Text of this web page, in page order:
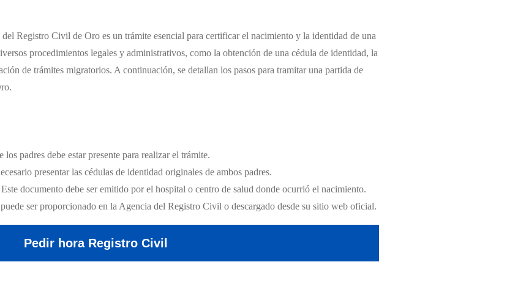
Registro Civil de Oro es un trámite esencial para certificar el nacimiento y la identidad de una
procedimientos legales y administrativos, como la obtención de una cédula de identidad, la
de trámites migratorios. A continuación, se detallan los pasos para tramitar una partida de
los padres debe estar presente para realizar el trámite.
presentar las cédulas de identidad originales de ambos padres.
documento debe ser emitido por el hospital o centro de salud donde ocurrió el nacimiento.
ser proporcionado en la Agencia del Registro Civil o descargado desde su sitio web oficial.
Pedir hora Registro Civil